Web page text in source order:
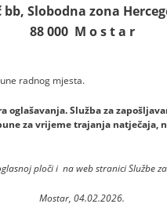
bb, Slobodna zona
88 000 M o s t a r
prijave je do
Služba za
za vrijeme trajanja natječaja,
ploči i na web stranici Službe
Mostar, 04.02.2026.